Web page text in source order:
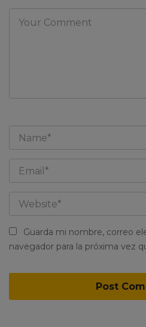
Guarda mi nombre, correo
navegador para la próxima vez